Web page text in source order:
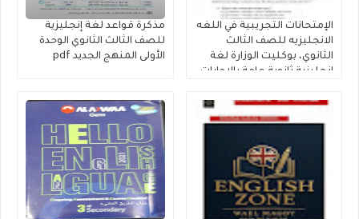
الإمتحانات التجريبية في اللغه
الانجليزيه للصف الثالث
الثانوي، بوكليت الوزارة لغة
إنجليزية ثانوية عامة بالإجابات
مذكرة قواعد لغة إنجليزية
للصف الثالث الثانوي الوحدة
الأولى المنهج الجديد pdf